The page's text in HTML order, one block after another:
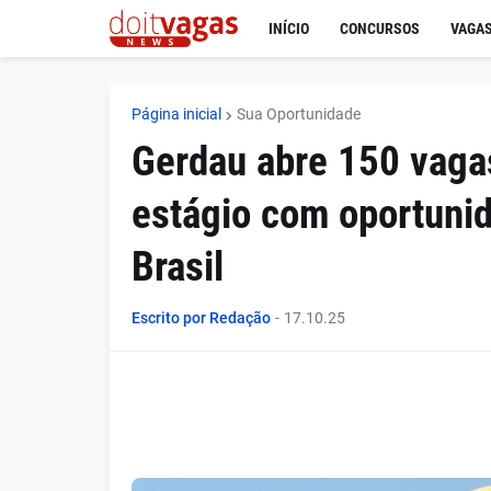
INÍCIO CONCURSOS
Página inicial Sua Oportunidade
Gerdau abre 150
estágio com
Brasil
Escrito por Redação - 17.10.25